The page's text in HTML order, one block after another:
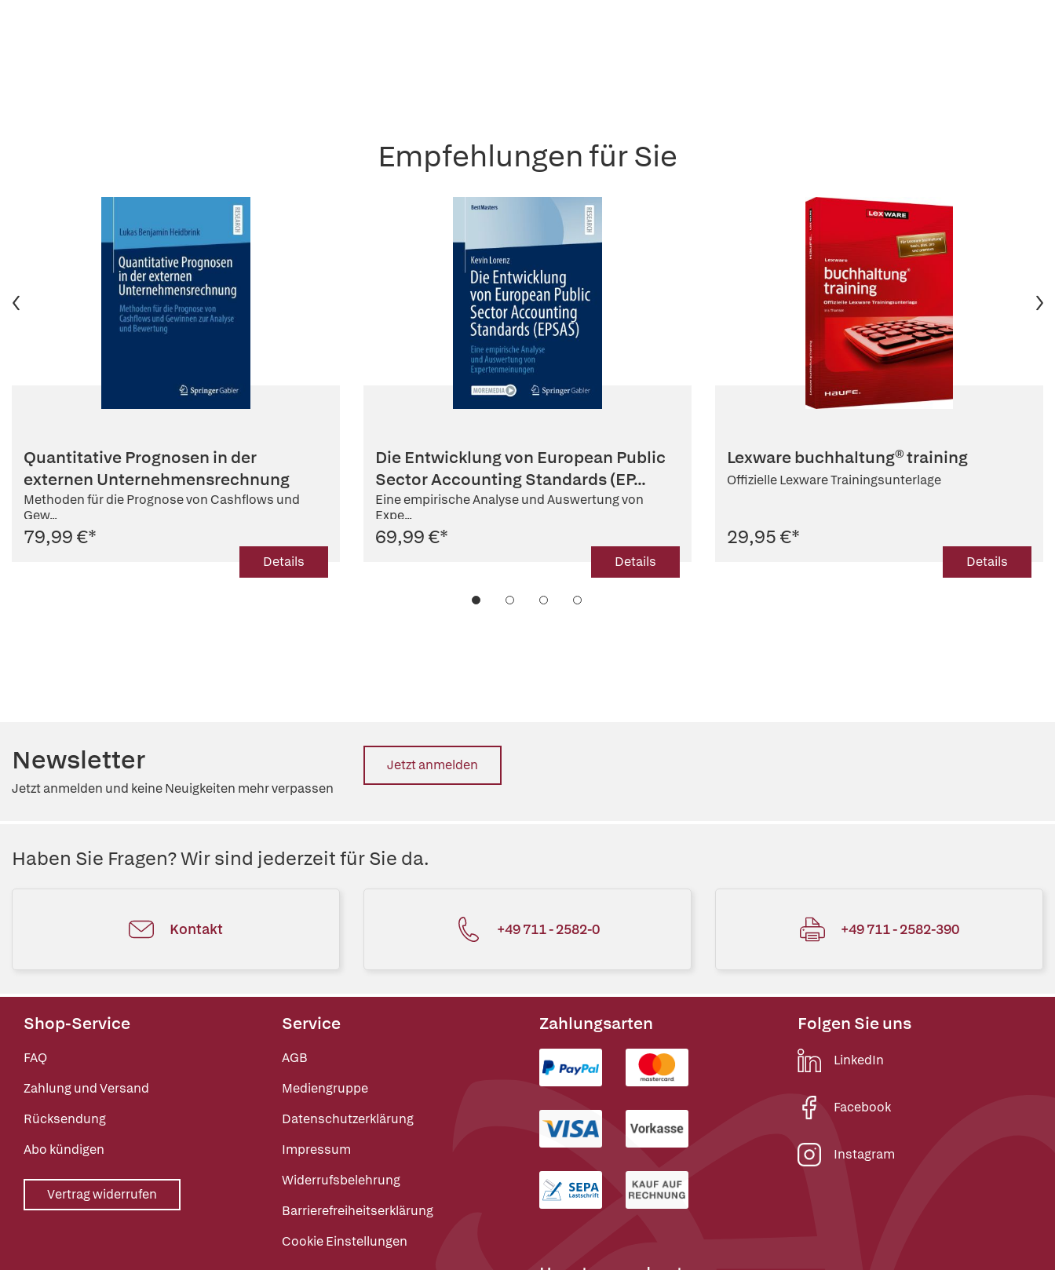
Empfehlungen für Sie
Quantitative Prognosen in der
externen Unternehmensrechnung
Methoden für die Prognose von Cashflows und
Gew...
79,99 €*
Details
Die Entwicklung von European Public
Sector Accounting Standards (EP...
Eine empirische Analyse und Auswertung von
Expe...
69,99 €*
Details
Lexware buchhaltung® training
Offizielle Lexware Trainingsunterlage
29,95 €*
Details
Newsletter
Jetzt anmelden und keine Neuigkeiten mehr verpassen
Jetzt anmelden
Haben Sie Fragen? Wir sind jederzeit für Sie da.
Kontakt +49 711 - 2582-0 +49 711 - 2582-390
Shop-Service
FAQ
Zahlung und Versand
Rücksendung
Abo kündigen
Vertrag widerrufen
Service
AGB
Mediengruppe
Datenschutzerklärung
Impressum
Widerrufsbelehrung
Barrierefreiheitserklärung
Cookie Einstellungen
Zahlungsarten Folgen Sie uns
LinkedIn
Facebook
Instagram